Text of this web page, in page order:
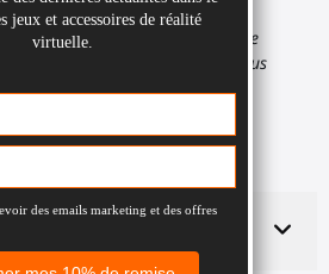
avec le ProSaber, l’accessoire
arrière fixée du Starter si vous
sans aimant